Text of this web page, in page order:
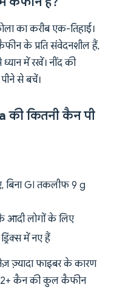
का करीब एक-तिहाई।
के प्रति संवेदनशील हैं,
में रखें। नींद की
से बचें।
की कितनी कैन पी
बिना GI तकलीफ 9 g
आदी लोगों के लिए
में नए हैं
ज़्यादा फाइबर के कारण
2+ कैन की कुल कैफीन